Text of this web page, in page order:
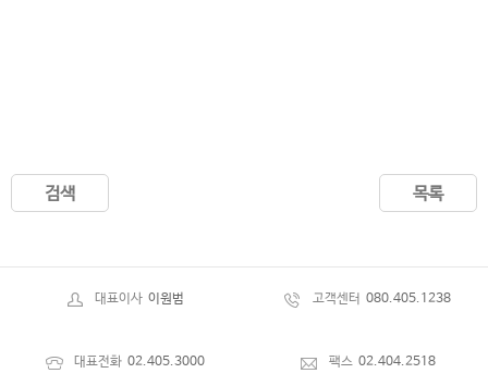
검색 목록
대표이사 이원범 고객센터 080.405.1238
대표전화 02.405.3000 팩스 02.404.2518